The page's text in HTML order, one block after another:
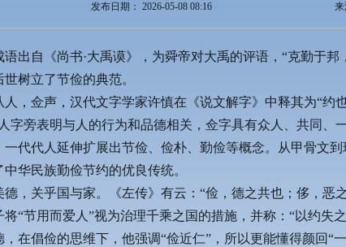
发布日期： 2026-05-08 08:16 来
语出自《尚书·大禹谟》，为舜帝对大禹的评语，“克勤于
树立了节俭的典范。
人，佥声，汉代文字学家许慎在《说文解字》中释其为“
字旁表明与人的行为和品德相关，佥字具有众人、共同
一代代人延伸扩展出节俭、俭朴、勤俭等概念。从甲骨文
华民族勤俭节约的优良传统。
德，关乎国与家。《左传》有云：“俭，德之共也；侈，
将“节用而爱人”视为治理千乘之国的措施，并称：“以约失
在倡俭的思维下，他强调“俭近仁”，所以更能懂得颜回“